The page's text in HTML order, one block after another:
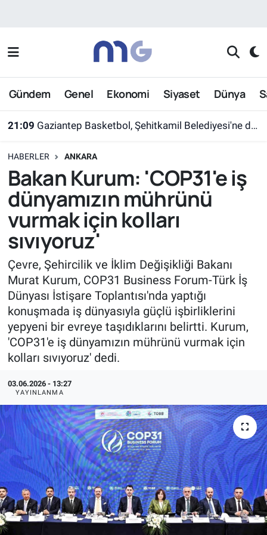
Gündem Genel Ekonomi Siyaset Dünya
21:09 Gaziantep Basketbol, Şehitkamil Belediyesi'ne devredildi
HABERLER ANKARA
Bakan Kurum: 'COP31'e iş
dünyamızın mührünü
vurmak için kolları
sıvıyoruz'
Çevre, Şehircilik ve İklim Değişikliği Bakanı
Murat Kurum, COP31 Business Forum-Türk İş
Dünyası İstişare Toplantısı'nda yaptığı
konuşmada iş dünyasıyla güçlü işbirliklerini
yepyeni bir evreye taşıdıklarını belirtti. Kurum,
'COP31'e iş dünyamızın mührünü vurmak için
kolları sıvıyoruz' dedi.
03.06.2026 - 13:27
YAYINLANMA
Nöbetçi Eczaneler
Hava Durumu
Süper Lig Puan Durumu ve Fikstür
Tüm Manşetler
Son Dakika Haberleri
Haber Arşivi